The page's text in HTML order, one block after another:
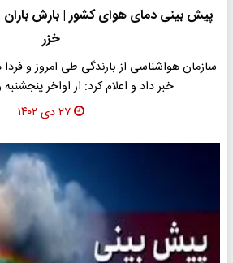
پیش بینی دمای هوای کشور | بارش باران
خزر
سازمان هواشناسی از بارندگی طی امروز و
خبر داد و اعلام کرد: از اواخر
۲۷ دی ۱۴۰۲